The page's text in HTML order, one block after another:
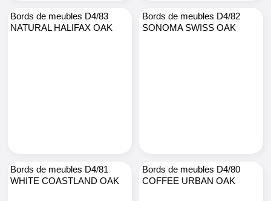
Bords de meubles D4/83
NATURAL HALIFAX OAK
Bords de meubles D4/82
SONOMA SWISS OAK
Bords de meubles D4/81
WHITE COASTLAND OAK
Bords de meubles D4/80
COFFEE URBAN OAK